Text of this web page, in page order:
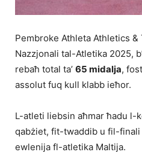
Pembroke Athleta Athletics
Nazzjonali tal-Atletika 2025,
rebaħ total ta’ 65 midalja,
assolut fuq kull klabb ieħor.
L-atleti liebsin aħmar ħadu
qabżiet, fit-twaddib u fil-
ewlenija fl-atletika Maltija.